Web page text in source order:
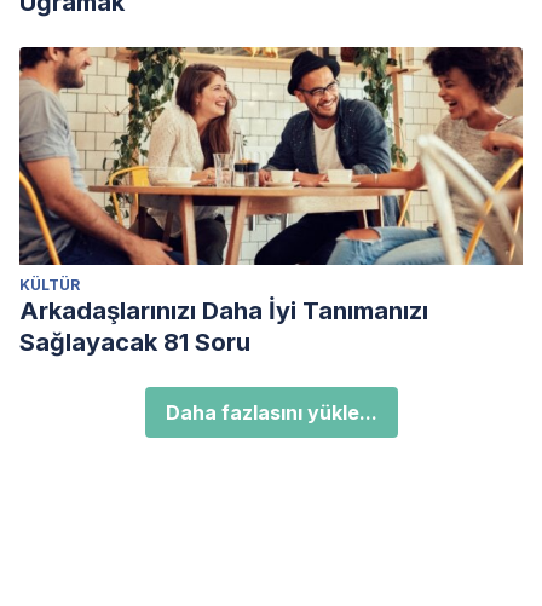
KÜLTÜR
Arkadaşlarınızı Daha İyi Tanımanızı
Sağlayacak 81 Soru
Daha fazlasını yükle...